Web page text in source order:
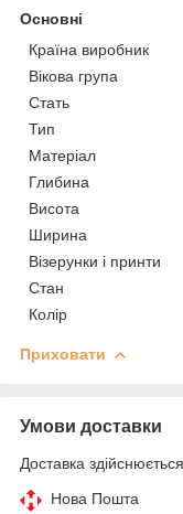
Основні
Країна виробник
Вікова група
Стать
Тип
Матеріал
Глибина
Висота
Ширина
Візерунки і принти
Стан
Колір
Приховати
Умови доставки
Доставка
Нова Пошта